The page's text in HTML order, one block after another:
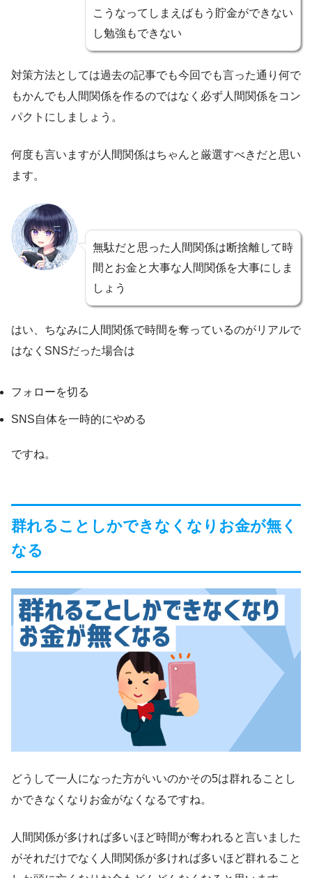
こうなってしまえばもう貯金ができない
し勉強もできない
対策方法としては過去の記事でも今回でも言った通り何で
もかんでも人間関係を作るのではなく必ず人間関係をコン
パクトにしましょう。
何度も言いますが人間関係はちゃんと厳選すべきだと思い
ます。
無駄だと思った人間関係は断捨離して時
間とお金と大事な人間関係を大事にしま
しょう
はい、ちなみに人間関係で時間を奪っているのがリアルで
はなくSNSだった場合は
フォローを切る
SNS自体を一時的にやめる
ですね。
群れることしかできなくなりお金が無く
なる
どうして一人になった方がいいのかその5は群れることし
かできなくなりお金がなくなるですね。
人間関係が多ければ多いほど時間が奪われると言いました
がそれだけでなく人間関係が多ければ多いほど群れること